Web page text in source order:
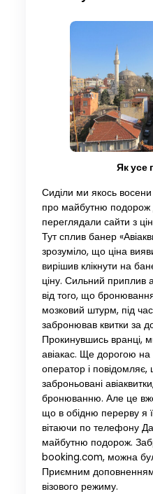
Як усе
Сиділи ми якось
про майбутню подорож
переглядали сайти з
Тут сплив банер
зрозуміло, що ціна
вирішив клікнути на
ціну. Сильний приплив
від того, що
мозковий штурм, під
забронював квитки за
Прокинувшись вранці,
авіакас. Ще дорогою на
оператор і
заброньовані
бронюванню. Але це
що в обідню перерву я
вітаючи по телефону
майбутню подорож.
booking.com, можна
Приємним
візового режиму.